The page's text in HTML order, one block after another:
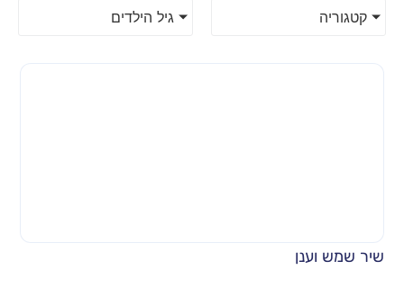
קטגוריה גיל הילדים
שיר שמש וענן